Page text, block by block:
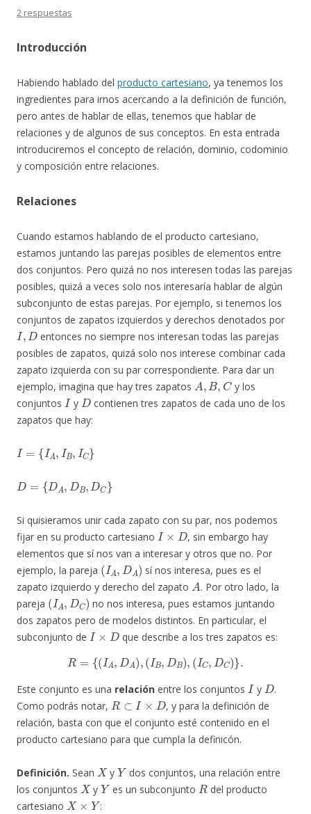
2 respuestas
Introducción
Habiendo hablado del producto cartesiano, ya tenemos los
ingredientes para irnos acercando a la definición de función,
pero antes de hablar de ellas, tenemos que hablar de
relaciones y de algunos de sus conceptos. En esta entrada
introduciremos el concepto de relación, dominio, codominio
y composición entre relaciones.
Relaciones
Cuando estamos hablando de el producto cartesiano,
estamos juntando las parejas posibles de elementos entre
dos conjuntos. Pero quizá no nos interesen todas las parejas
posibles, quizá a veces solo nos interesaría hablar de algún
subconjunto de estas parejas. Por ejemplo, si tenemos los
conjuntos de zapatos izquierdos y derechos denotados por
I,D
entonces no siempre nos interesan todas las parejas
posibles de zapatos, quizá solo nos interese combinar cada
zapato izquierda con su par correspondiente. Para dar un
ejemplo, imagina que hay tres zapatos
A,B,C
y los
conjuntos
I
y
D
contienen tres zapatos de cada uno de los
zapatos que hay:
I= A,IB C
D A,D ,D }
Si quisieramos unir cada zapato con su par, nos podemos
fijar en su producto cartesiano
I×D
, sin embargo hay
elementos que sí nos van a interesar y otros que no. Por
ejemplo, la pareja
(IA ,DA )
sí nos interesa, pues es el
zapato izquierdo y derecho del zapato
A
. Por otro lado, la
pareja
(IA,DC)
no nos interesa, pues estamos juntando
dos zapatos pero de modelos distintos. En particular, el
subconjunto de
I×D
que describe a los tres zapatos es:
={(IA D A) (IB,DB),( C,DC )}.
Este conjunto es una relación entre los conjuntos
I
y
D
.
Como podrás notar,
R⊂I×D
, y para la definición de
relación, basta con que el conjunto esté contenido en el
producto cartesiano para que cumpla la definicón.
Definición. Sean
X
y
Y
dos conjuntos, una relación entre
los conjuntos
X
y
Y
es un subconjunto
R
del producto
cartesiano
X× Y
: